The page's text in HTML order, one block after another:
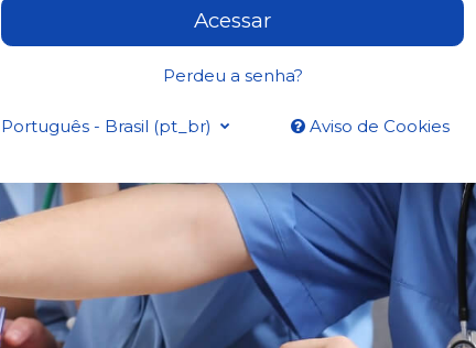
Acessar
Perdeu a senha?
Português - Brasil ‎(pt_br)‎ Aviso de Cookies